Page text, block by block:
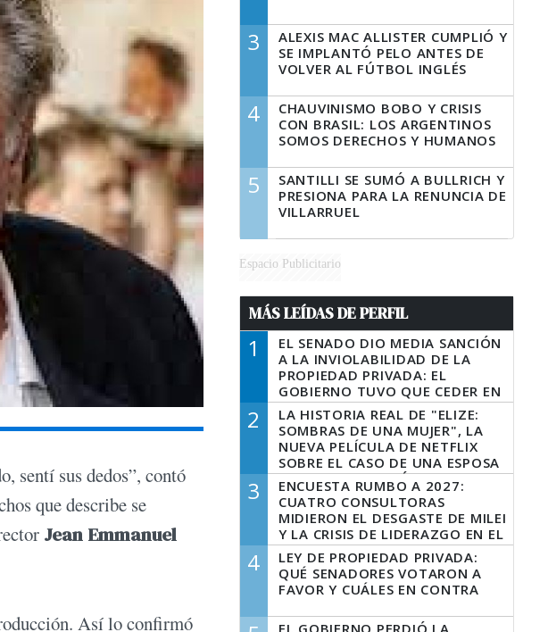
sentí sus dedos”, contó
que describe se
Jean Emmanuel
Así lo confirmó
3
ALEXIS MAC ALLISTER CUMPLIÓ Y
SE IMPLANTÓ PELO ANTES DE
VOLVER AL FÚTBOL INGLÉS
4
CHAUVINISMO BOBO Y CRISIS
CON BRASIL: LOS ARGENTINOS
SOMOS DERECHOS Y HUMANOS
5
SANTILLI SE SUMÓ A BULLRICH Y
PRESIONA PARA LA RENUNCIA DE
VILLARRUEL
Espacio Publicitario
MÁS LEÍDAS DE PERFIL
1
EL SENADO DIO MEDIA SANCIÓN
A LA INVIOLABILIDAD DE LA
PROPIEDAD PRIVADA: EL
GOBIERNO TUVO QUE CEDER EN
LA LEY DEL MANEJO DEL FUEGO
2
LA HISTORIA REAL DE "ELIZE:
SOMBRAS DE UNA MUJER", LA
NUEVA PELÍCULA DE NETFLIX
SOBRE EL CASO DE UNA ESPOSA
QUE DESCUARTIZÓ A SU
MARIDO
3
ENCUESTA RUMBO A 2027:
CUATRO CONSULTORAS
MIDIERON EL DESGASTE DE MILEI
Y LA CRISIS DE LIDERAZGO EN EL
PERONISMO
4
LEY DE PROPIEDAD PRIVADA:
QUÉ SENADORES VOTARON A
FAVOR Y CUÁLES EN CONTRA
EL GOBIERNO PERDIÓ LA